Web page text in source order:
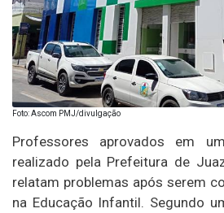
Foto: Ascom PMJ/divulgação
Professores aprovados em
realizado pela Prefeitura de
relatam problemas após serem
na Educação Infantil. Segundo